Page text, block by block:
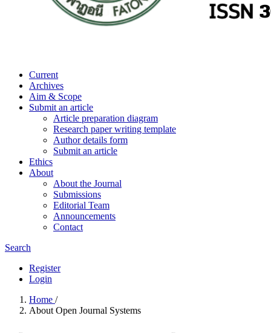
Current
Archives
Aim & Scope
Submit an article
Article preparation diagram
Research paper writing template
Author details form
Submit an article
Ethics
About
About the Journal
Submissions
Editorial Team
Announcements
Contact
Search
Register
Login
Home /
About Open Journal Systems